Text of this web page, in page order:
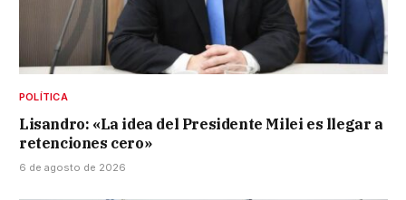
POLÍTICA
Lisandro: «La idea del Presidente Milei es llegar a
retenciones cero»
6 de agosto de 2026